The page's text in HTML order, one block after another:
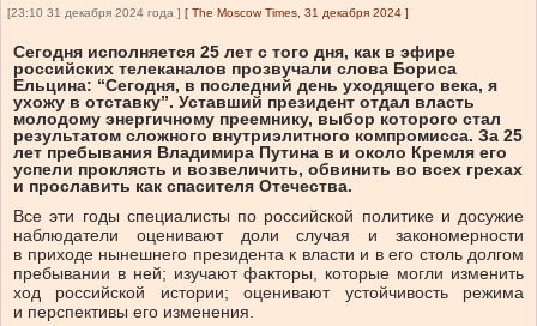
[23:10 31 декабря 2024 года ] [ The Moscow Times, 31 декабря 2024 ]
Сегодня исполняется 25 лет с того дня, как в эфире
российских телеканалов прозвучали слова Бориса
Ельцина: “Сегодня, в последний день уходящего века, я
ухожу в отставку”. Уставший президент отдал власть
молодому энергичному преемнику, выбор которого стал
результатом сложного внутриэлитного компромисса. За 25
лет пребывания Владимира Путина в и около Кремля его
успели проклясть и возвеличить, обвинить во всех грехах
и прославить как спасителя Отечества.
Все эти годы специалисты по российской политике и досужие
наблюдатели оценивают доли случая и закономерности
в приходе нынешнего президента к власти и в его столь долгом
пребывании в ней; изучают факторы, которые могли изменить
ход российской истории; оценивают устойчивость режима
и перспективы его изменения.